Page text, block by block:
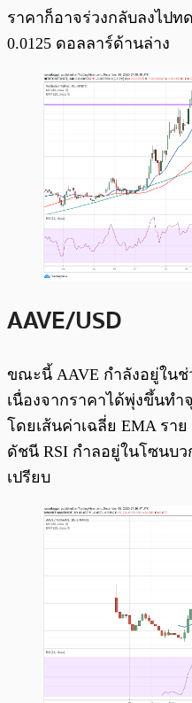
ราคาก็อาจร่วงกลับลงไป
0.0125 ดอลลาร์ด้านล่าง
AAVE/USD
ขณะนี้ AAVE กำลังอยู่ใน
เนื่องจากราคาได้พุ่งขึ้นทำ
โดยเส้นค่าเฉลี่ย EMA รา
ดัชนี RSI กำลอยู่ในโซนบ
เปรียบ